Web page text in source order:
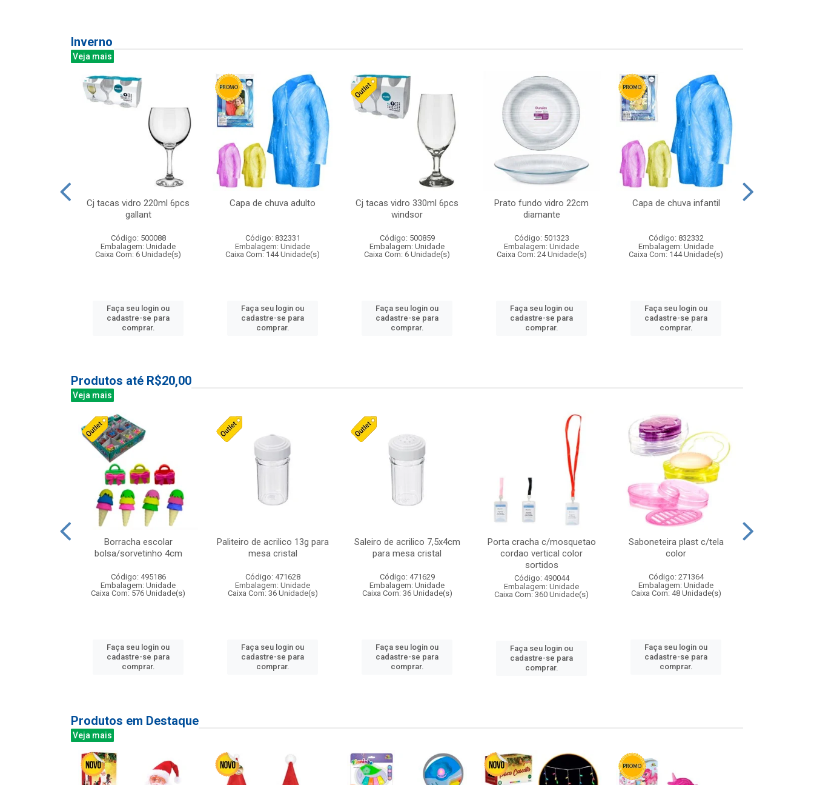
Inverno
Veja mais
Cj tacas vidro 220ml 6pcs
gallant
Código: 500088
Embalagem: Unidade
Caixa Com: 6 Unidade(s)
Faça seu login ou
cadastre-se para
comprar.
Capa de chuva adulto
Código: 832331
Embalagem: Unidade
Caixa Com: 144 Unidade(s)
Faça seu login ou
cadastre-se para
comprar.
Cj tacas vidro 330ml 6pcs
windsor
Código: 500859
Embalagem: Unidade
Caixa Com: 6 Unidade(s)
Faça seu login ou
cadastre-se para
comprar.
Prato fundo vidro 22cm
diamante
Código: 501323
Embalagem: Unidade
Caixa Com: 24 Unidade(s)
Faça seu login ou
cadastre-se para
comprar.
Capa de chuva infantil
Código: 832332
Embalagem: Unidade
Caixa Com: 144 Unidade(s)
Faça seu login ou
cadastre-se para
comprar.
Produtos até R$20,00
Veja mais
Borracha escolar
bolsa/sorvetinho 4cm
Código: 495186
Embalagem: Unidade
Caixa Com: 576 Unidade(s)
Faça seu login ou
cadastre-se para
comprar.
Paliteiro de acrilico 13g para
mesa cristal
Código: 471628
Embalagem: Unidade
Caixa Com: 36 Unidade(s)
Faça seu login ou
cadastre-se para
comprar.
Saleiro de acrilico 7,5x4cm
para mesa cristal
Código: 471629
Embalagem: Unidade
Caixa Com: 36 Unidade(s)
Faça seu login ou
cadastre-se para
comprar.
Porta cracha c/mosquetao
cordao vertical color
sortidos
Código: 490044
Embalagem: Unidade
Caixa Com: 360 Unidade(s)
Faça seu login ou
cadastre-se para
comprar.
Saboneteira plast c/tela
color
Código: 271364
Embalagem: Unidade
Caixa Com: 48 Unidade(s)
Faça seu login ou
cadastre-se para
comprar.
Produtos em Destaque
Veja mais